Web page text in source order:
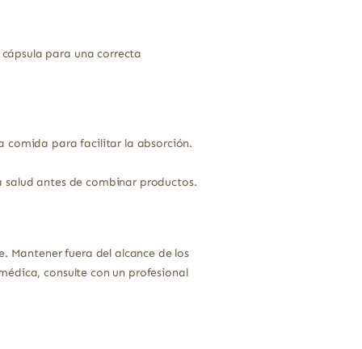
para una correcta
comida para facilitar la absorción.
salud antes de combinar productos.
Mantener fuera del alcance de los
consulte con un profesional